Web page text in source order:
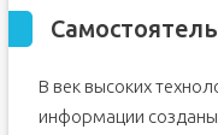
В век высоких
информации